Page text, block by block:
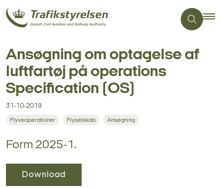
Ansøgning om optagelse af
luftfartøj på operations
Specification (OS)
31-10-2019
Flyveoperationer Flyselskab Ansøgning
Form 2025-1.
Download